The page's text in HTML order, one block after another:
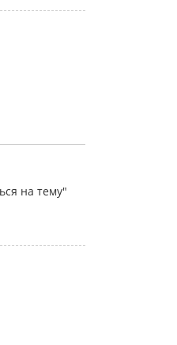
на тему"